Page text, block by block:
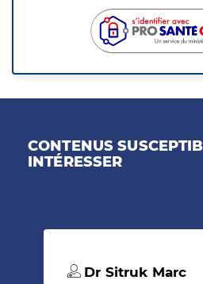
CONTENUS
INTÉRESSER
Dr Sitruk Marc